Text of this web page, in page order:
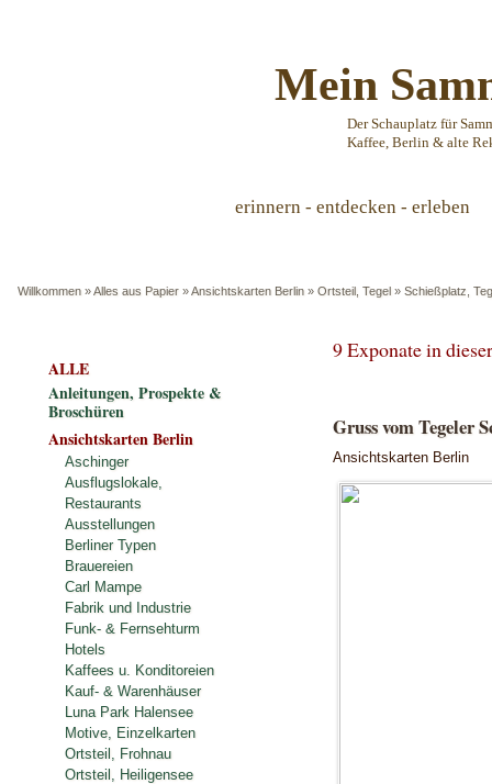
Mein
Der Schauplatz für
Kaffee, Berlin & alte
erinnern - entdecken - erleben
Willkommen »Alles aus Papier »Ansichtskarten Berlin » Ortsteil, Tegel » Schießplatz,
9 Exponate in
Gruss vom Tegeler
Ansichtskarten Berlin
ALLE
Anleitungen, Prospekte &
Broschüren
Ansichtskarten Berlin
Aschinger
Ausflugslokale,
Restaurants
Ausstellungen
Berliner Typen
Brauereien
Carl Mampe
Fabrik und Industrie
Funk- & Fernsehturm
Hotels
Kaffees u. Konditoreien
Kauf- & Warenhäuser
Luna Park Halensee
Motive, Einzelkarten
Ortsteil, Frohnau
Ortsteil, Heiligensee